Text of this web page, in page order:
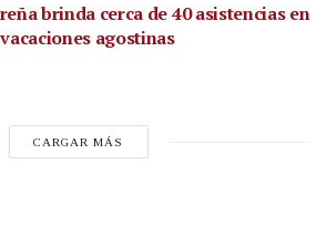
brinda cerca de 40 asistencias en
agostinas
CARGAR MÁS